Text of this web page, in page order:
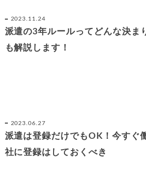
2023.11.24
派遣の3年ルールってどんな決ま
も解説します！
2023.06.27
派遣は登録だけでもOK！今すぐ
社に登録はしておくべき